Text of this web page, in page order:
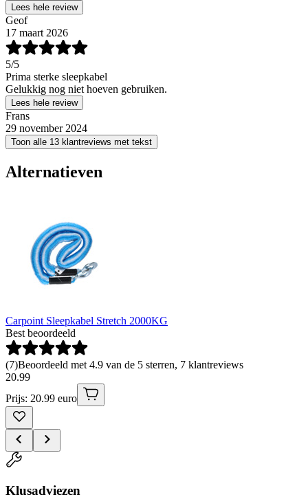
Lees hele review
Geof
17 maart 2026
5/5
Prima sterke sleepkabel
Gelukkig nog niet hoeven gebruiken.
Lees hele review
Frans
29 november 2024
Toon alle 13 klantreviews met tekst
Alternatieven
Carpoint Sleepkabel Stretch 2000KG
Best beoordeeld
(7)Beoordeeld met 4.9 van de 5 sterren, 7 klantreviews
20.99
Prijs: 20.99 euro
Klusadviezen